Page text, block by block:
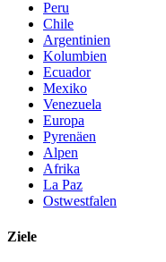
Peru
Chile
Argentinien
Kolumbien
Ecuador
Mexiko
Venezuela
Europa
Pyrenäen
Alpen
Afrika
La Paz
Ostwestfalen
Ziele